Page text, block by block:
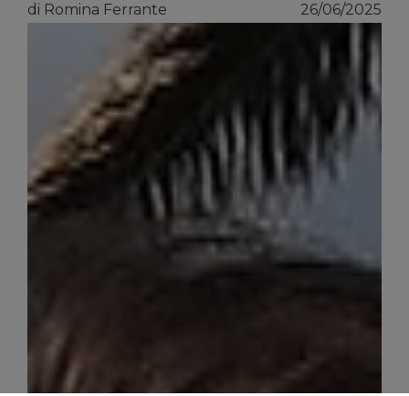
di Romina Ferrante 26/06/2025